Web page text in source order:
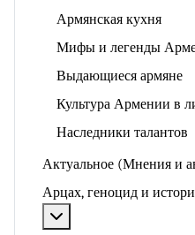
Армянская кухня
Мифы и легенды
Выдающиеся армяне
Культура Армении в
Наследники талантов
Актуальное (Мнения и
Арцах, геноцид и